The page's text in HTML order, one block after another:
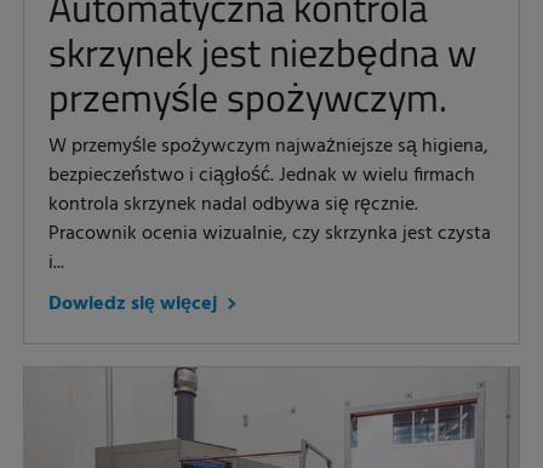
skrzynek jest niezbędna w
przemyśle spożywczym.
W przemyśle spożywczym najważniejsze są higiena,
bezpieczeństwo i ciągłość. Jednak w wielu firmach
kontrola skrzynek nadal odbywa się ręcznie.
Pracownik ocenia wizualnie, czy skrzynka jest czysta
i...
Dowiedz się więcej